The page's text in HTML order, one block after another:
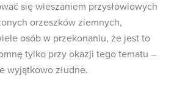
się wieszaniem przysłowiowych
orzeszków ziemnych,
osób w przekonaniu, że jest to
tylko przy okazji tego tematu –
wyjątkowo złudne.